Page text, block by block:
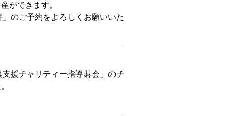
ができます。
のご予約をよろしくお願いいた
援チャリティー指導碁会」のチ